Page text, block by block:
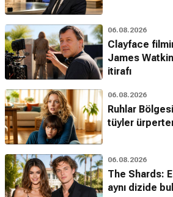
06.08.2026
Clayface
James
itirafı
06.08.2026
Ruhlar
tüyler
06.08.2026
The Shards:
aynı dizide